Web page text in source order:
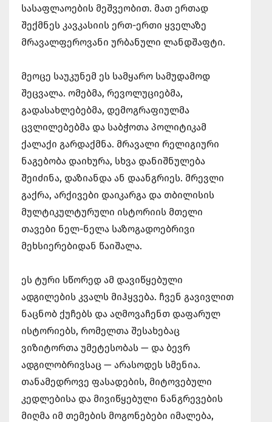
სასაფლაოების მეშვეობით. მათ ერთად
შექმნეს კავკასიის ერთ-ერთი ყველაზე
მრავალფეროვანი ურბანული ლანდშაფტი.
მეოცე საუკუნემ ეს სამყარო სამუდამოდ
შეცვალა. ომებმა, რევოლუციებმა,
გადასახლებებმა, დემოგრაფიულმა
ცვლილებებმა და საბჭოთა პოლიტიკამ
ქალაქი გარდაქმნა. მრავალი რელიგიური
ნაგებობა დაიხურა, სხვა დანიშნულება
შეიძინა, დაზიანდა ან დაანგრიეს. მრევლი
გაქრა, არქივები დაიკარგა და თბილისის
მულტიკულტურული ისტორიის მთელი
თავები ნელ-ნელა საზოგადოებრივი
მეხსიერებიდან წაიშალა.
ეს ტური სწორედ ამ დავიწყებული
ადგილების კვალს მიჰყვება. ჩვენ გავივლით
ნაცნობ ქუჩებს და აღმოვაჩენთ დაფარულ
ისტორიებს, რომელთა შესახებაც
ვიზიტორთა უმეტესობას — და ბევრ
ადგილობრივსაც — არასოდეს სმენია.
თანამედროვე ფასადების, მიტოვებული
კედლებისა და მივიწყებული ნანგრევების
მიღმა იმ თემების მოგონებები იმალება,